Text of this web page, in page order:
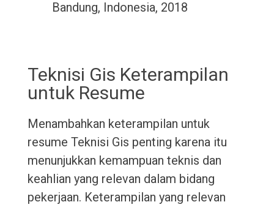
Bandung, Indonesia, 2018
Teknisi Gis Keterampilan
untuk Resume
Menambahkan keterampilan untuk
resume Teknisi Gis penting karena itu
menunjukkan kemampuan teknis dan
keahlian yang relevan dalam bidang
pekerjaan. Keterampilan yang relevan